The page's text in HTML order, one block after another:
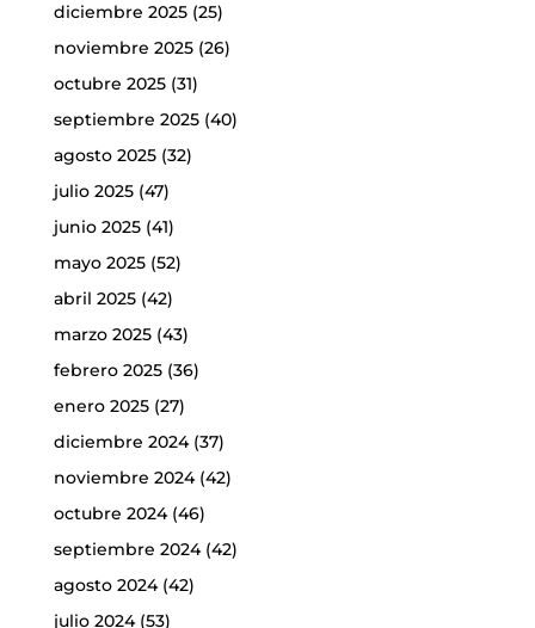
diciembre 2025(25)
noviembre 2025(26)
octubre 2025(31)
septiembre 2025(40)
agosto 2025(32)
julio 2025(47)
junio 2025(41)
mayo 2025(52)
abril 2025(42)
marzo 2025(43)
febrero 2025(36)
enero 2025(27)
diciembre 2024(37)
noviembre 2024(42)
octubre 2024(46)
septiembre 2024(42)
agosto 2024(42)
julio 2024(53)